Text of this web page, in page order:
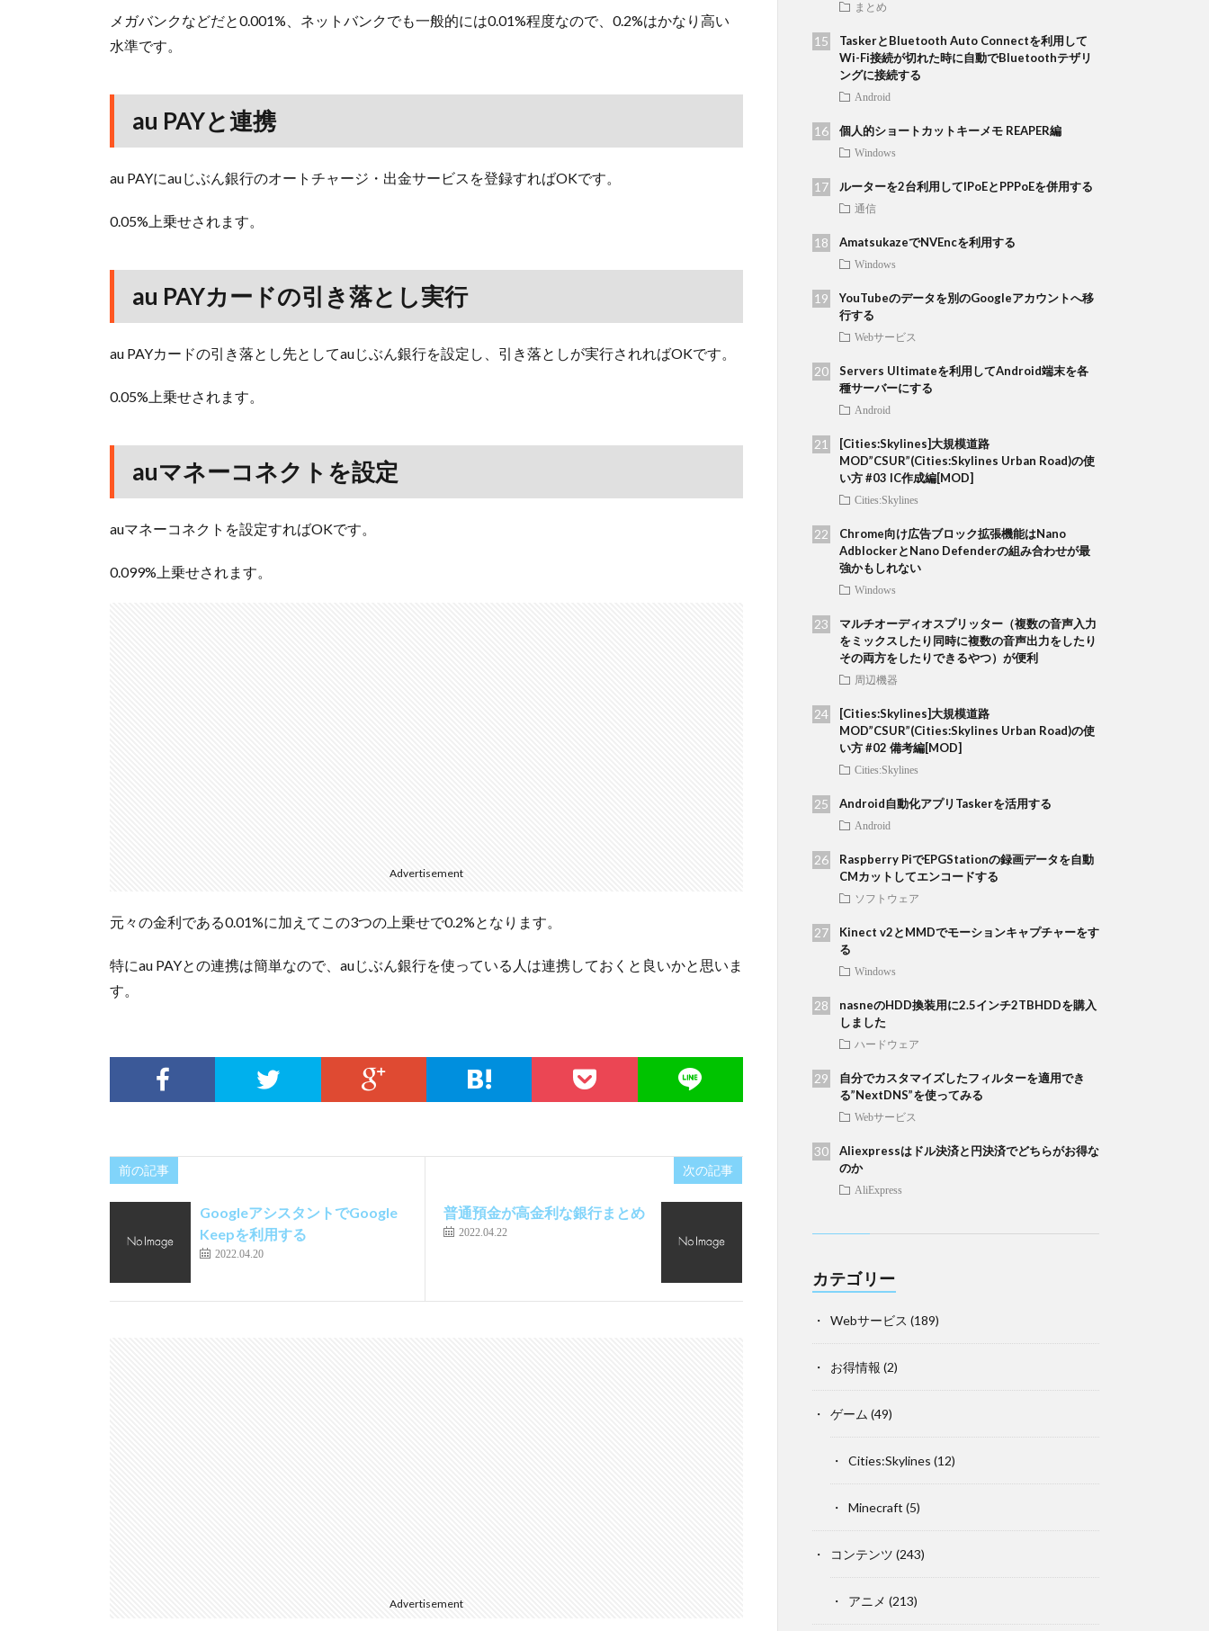
メガバンクなどだと0.001%、ネットバンクでも一般的には0.01%程度なので、0.2%はかなり高い
水準です。
au PAYと連携
au PAYにauじぶん銀行のオートチャージ・出金サービスを登録すればOKです。
0.05%上乗せされます。
au PAYカードの引き落とし実行
au PAYカードの引き落とし先としてauじぶん銀行を設定し、引き落としが実行されればOKです。
0.05%上乗せされます。
auマネーコネクトを設定
auマネーコネクトを設定すればOKです。
0.099%上乗せされます。
Advertisement
元々の金利である0.01%に加えてこの3つの上乗せで0.2%となります。
特にau PAYとの連携は簡単なので、auじぶん銀行を使っている人は連携しておくと良いかと思いま
す。
前の記事
GoogleアシスタントでGoogle
Keepを利用する
2022.04.20
次の記事
普通預金が高金利な銀行まとめ
2022.04.22
Advertisement
まとめ
TaskerとBluetooth Auto Connectを利用して
Wi-Fi接続が切れた時に自動でBluetoothテザリ
ングに接続する
Android
個人的ショートカットキーメモ REAPER編
Windows
ルーターを2台利用してIPoEとPPPoEを併用する
通信
AmatsukazeでNVEncを利用する
Windows
YouTubeのデータを別のGoogleアカウントへ移
行する
Webサービス
Servers Ultimateを利用してAndroid端末を各
種サーバーにする
Android
[Cities:Skylines]大規模道路
MOD”CSUR”(Cities:Skylines Urban Road)の使
い方 #03 IC作成編[MOD]
Cities:Skylines
Chrome向け広告ブロック拡張機能はNano
AdblockerとNano Defenderの組み合わせが最
強かもしれない
Windows
マルチオーディオスプリッター（複数の音声入力
をミックスしたり同時に複数の音声出力をしたり
その両方をしたりできるやつ）が便利
周辺機器
[Cities:Skylines]大規模道路
MOD”CSUR”(Cities:Skylines Urban Road)の使
い方 #02 備考編[MOD]
Cities:Skylines
Android自動化アプリTaskerを活用する
Android
Raspberry PiでEPGStationの録画データを自動
CMカットしてエンコードする
ソフトウェア
Kinect v2とMMDでモーションキャプチャーをす
る
Windows
nasneのHDD換装用に2.5インチ2TBHDDを購入
しました
ハードウェア
自分でカスタマイズしたフィルターを適用でき
る”NextDNS”を使ってみる
Webサービス
Aliexpressはドル決済と円決済でどちらがお得な
のか
AliExpress
カテゴリー
Webサービス (189)
お得情報 (2)
ゲーム (49)
Cities:Skylines (12)
Minecraft (5)
コンテンツ (243)
アニメ (213)